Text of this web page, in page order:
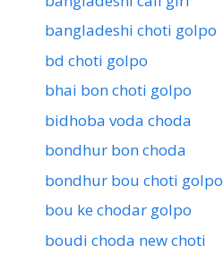
bangladeshi choti golpo
bd choti golpo
bhai bon choti golpo
bidhoba voda choda
bondhur bon choda
bondhur bou choti golpo
bou ke chodar golpo
boudi choda new choti